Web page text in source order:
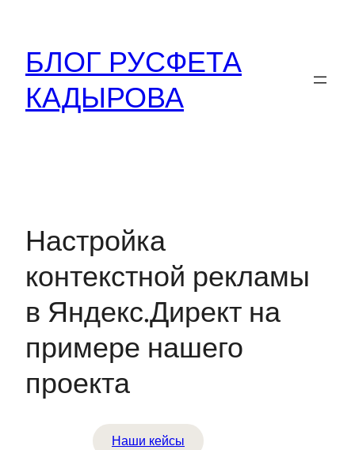
содержимому
БЛОГ РУСФЕТА
КАДЫРОВА
Настройка
контекстной рекламы
в Яндекс.Директ на
примере нашего
проекта
Наши кейсы